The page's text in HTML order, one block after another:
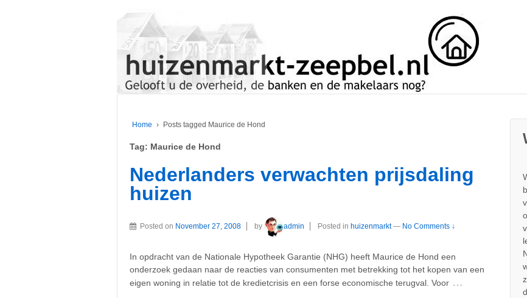
Home › Posts tagged Maurice de Hond
Tag: Maurice de Hond
Nederlanders verwachten prijsdaling
huizen
Posted on November 27, 2008 by admin Posted in huizenmarkt — No Comments ↓
In opdracht van de Nationale Hypotheek Garantie (NHG) heeft Maurice de Hond een
onderzoek gedaan naar de reacties van consumenten met betrekking tot het kopen van een
eigen woning in relatie tot de kredietcrisis en een forse economische terugval. Voor …